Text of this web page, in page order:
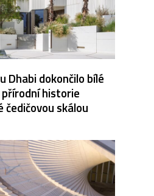
Dhabi dokončilo bílé
historie
čedičovou skálou